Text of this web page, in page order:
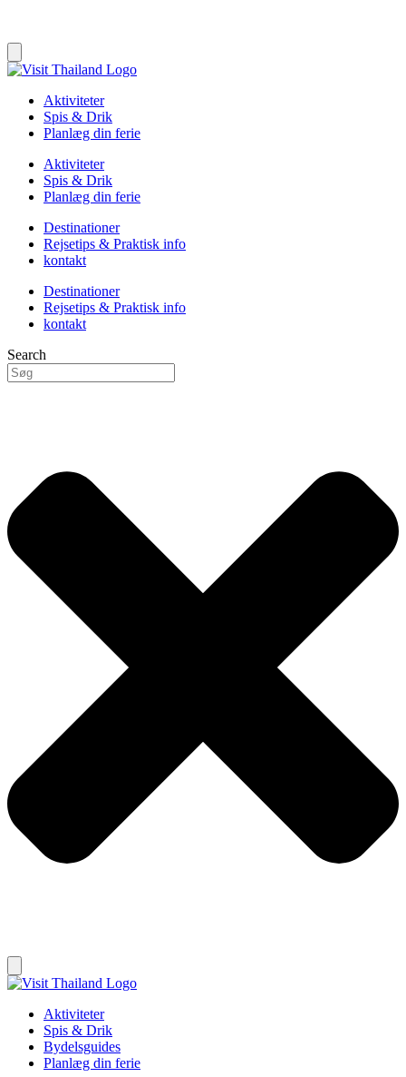
Aktiviteter
Spis & Drik
Planlæg din ferie
Aktiviteter
Spis & Drik
Planlæg din ferie
Destinationer
Rejsetips & Praktisk info
kontakt
Destinationer
Rejsetips & Praktisk info
kontakt
Search
Aktiviteter
Spis & Drik
Bydelsguides
Planlæg din ferie